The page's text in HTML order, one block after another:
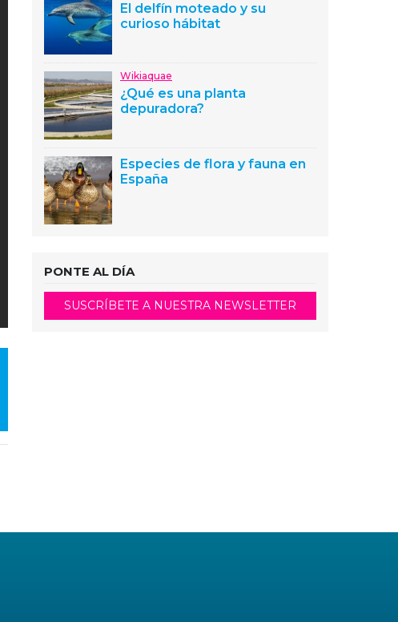
El delfín moteado y su
curioso hábitat
Wikiaquae
¿Qué es una planta
depuradora?
Especies de flora y fauna en
España
PONTE AL DÍA
SUSCRÍBETE A NUESTRA NEWSLETTER